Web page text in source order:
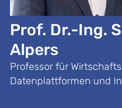
Prof. Dr.-Ing.
Alpers
Professor für
Datenplattformen und